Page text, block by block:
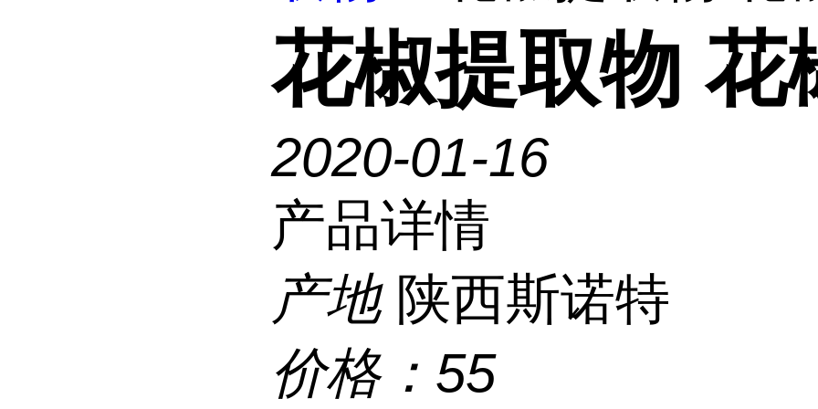
花椒提取物 花
2020-01-16
产品详情
产地 陕西斯诺特
价格： 55